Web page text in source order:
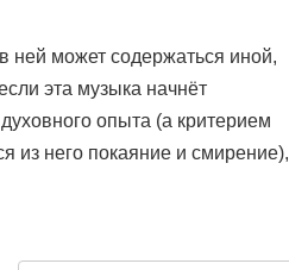
ней может содержаться иной,
эта музыка начнёт
опыта (а критерием
из него покаяние и смирение),